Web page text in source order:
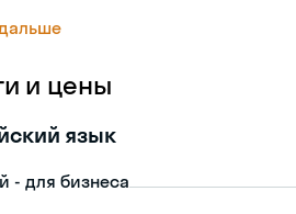
и цены
язык
- для бизнеса